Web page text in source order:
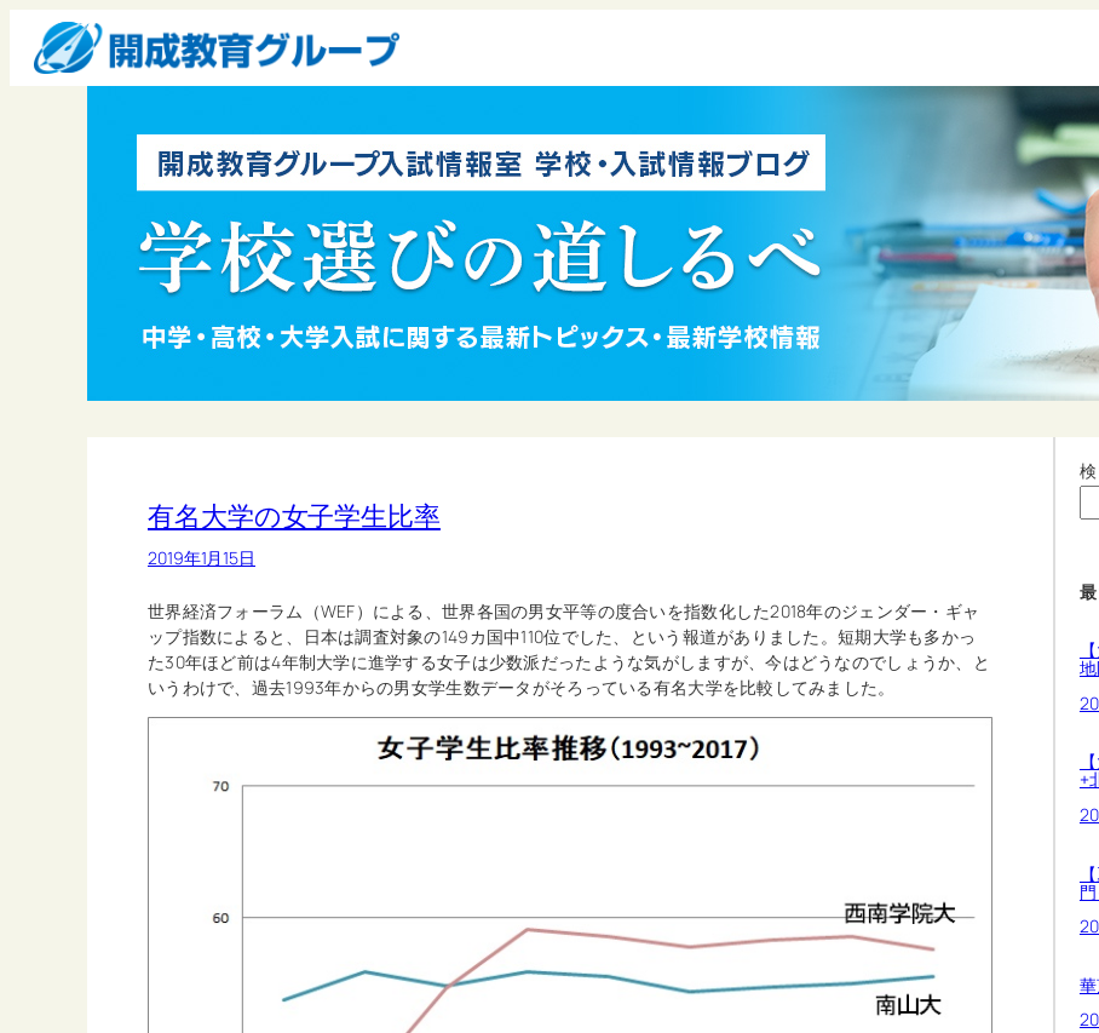
有名大学の女子学生比率
2019年1月15日
世界経済フォーラム（WEF）による、世界各国の男女平等の度合いを指数化した2018年のジェンダー・ギャ
ップ指数によると、日本は調査対象の149カ国中110位でした、という報道がありました。短期大学も多かっ
た30年ほど前は4年制大学に進学する女子は少数派だったような気がしますが、今はどうなのでしょうか、と
いうわけで、過去1993年からの男女学生数データがそろっている有名大学を比較してみました。
地
+